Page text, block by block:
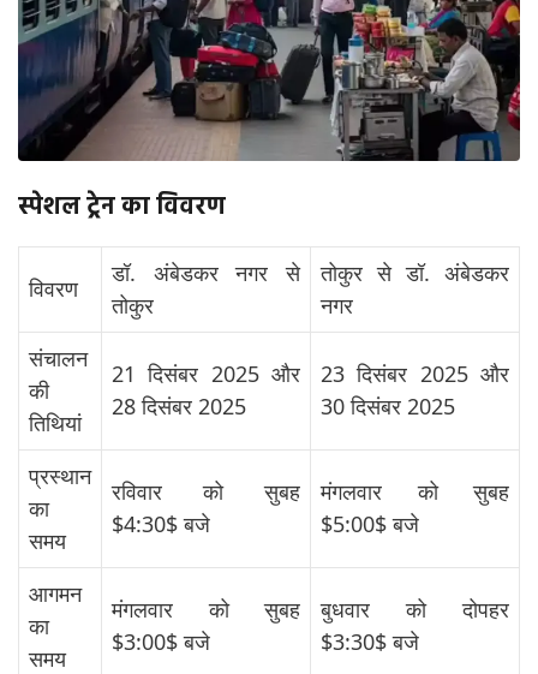
स्पेशल ट्रेन का विवरण
विवरण
डॉ. अंबेडकर नगर से
तोकुर
तोकुर से डॉ. अंबेडकर
नगर
संचालन
की
तिथियां
21 दिसंबर 2025 और
28 दिसंबर 2025
23 दिसंबर 2025 और
30 दिसंबर 2025
प्रस्थान
का
समय
रविवार को सुबह
$4:30$बजे
मंगलवार को सुबह
$5:00$बजे
आगमन
का
समय
मंगलवार को सुबह
$3:00$बजे
बुधवार को दोपहर
$3:30$बजे